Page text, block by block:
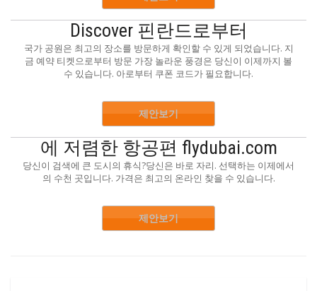
Discover 핀란드로부터
국가 공원은 최고의 장소를 방문하게 확인할 수 있게 되었습니다. 지
금 예약 티켓으로부터 방문 가장 놀라운 풍경은 당신이 이제까지 볼
수 있습니다. 아로부터 쿠폰 코드가 필요합니다.
제안보기
에 저렴한 항공편 flydubai.com
당신이 검색에 큰 도시의 휴식?당신은 바로 자리. 선택하는 이제에서
의 수천 곳입니다. 가격은 최고의 온라인 찾을 수 있습니다.
제안보기